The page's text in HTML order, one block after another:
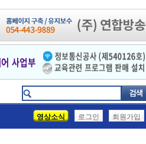
영상소식 로그인 회원가입